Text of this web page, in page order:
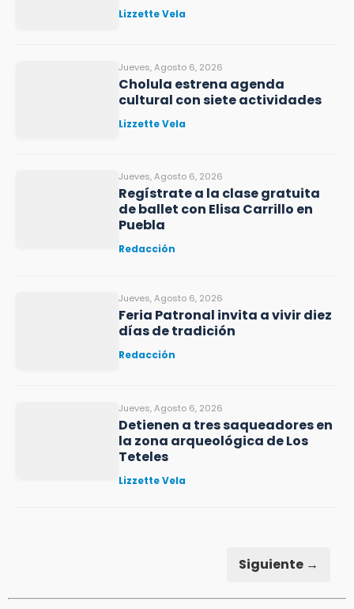
Lizzette Vela
Jueves, Agosto 6, 2026
Cholula estrena agenda
cultural con siete actividades
Lizzette Vela
Jueves, Agosto 6, 2026
Regístrate a la clase gratuita
de ballet con Elisa Carrillo en
Puebla
Redacción
Jueves, Agosto 6, 2026
Feria Patronal invita a vivir diez
días de tradición
Redacción
Jueves, Agosto 6, 2026
Detienen a tres saqueadores en
la zona arqueológica de Los
Teteles
Lizzette Vela
Siguiente →